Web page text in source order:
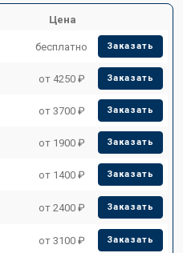
Цена
бесплатно Заказать
от 4250 ₽ Заказать
от 3700 ₽ Заказать
от 1900 ₽ Заказать
от 1400 ₽ Заказать
от 2400 ₽ Заказать
от 3100 ₽ Заказать